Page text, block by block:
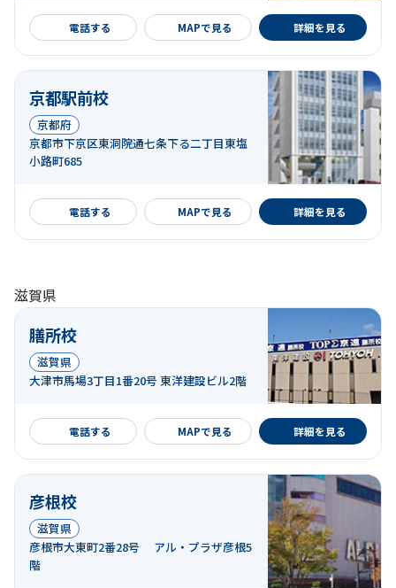
電話する MAPで見る
詳細を見る
詳細を見る
京都駅前校
京都府
京都市下京区東洞院通七条下る二丁目東塩
小路町685
電話する MAPで見る
詳細を見る
詳細を見る
滋賀県
膳所校
滋賀県
大津市馬場3丁目1番20号 東洋建設ビル2階
電話する MAPで見る
詳細を見る
詳細を見る
彦根校
滋賀県
彦根市大東町2番28号 アル・プラザ彦根5
階